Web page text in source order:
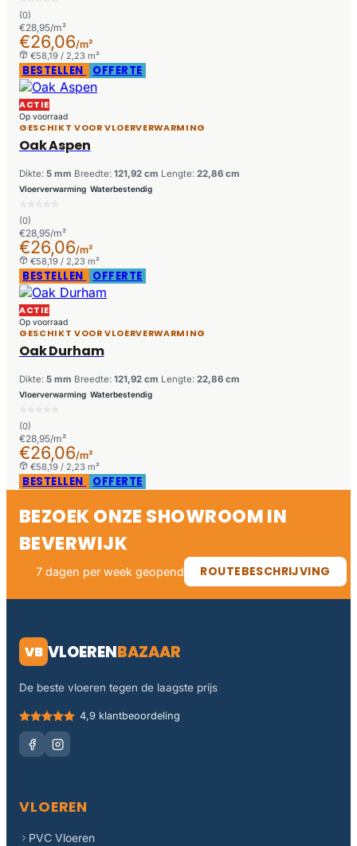
(0)
€28,95/m²
€26,06/m²
€58,19 / 2,23 m²
BESTELLEN OFFERTE
ACTIE
Op voorraad
GESCHIKT VOOR VLOERVERWARMING
Oak Aspen
Dikte: 5 mm Breedte: 121,92 cm Lengte: 22,86 cm
Vloerverwarming Waterbestendig
(0)
€28,95/m²
€26,06/m²
€58,19 / 2,23 m²
BESTELLEN OFFERTE
ACTIE
Op voorraad
GESCHIKT VOOR VLOERVERWARMING
Oak Durham
Dikte: 5 mm Breedte: 121,92 cm Lengte: 22,86 cm
Vloerverwarming Waterbestendig
(0)
€28,95/m²
€26,06/m²
€58,19 / 2,23 m²
BESTELLEN OFFERTE
BEZOEK ONZE SHOWROOM IN
BEVERWIJK
7 dagen per week geopend ROUTEBESCHRIJVING
VB VLOERENBAZAAR
De beste vloeren tegen de laagste prijs
4,9 klantbeoordeling
VLOEREN
PVC Vloeren